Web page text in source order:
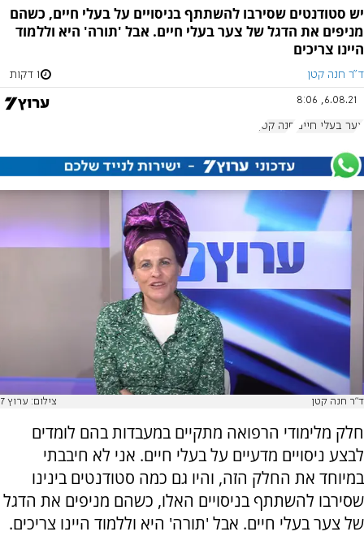
יש סטודנטים שסירבו להשתתף בניסויים על בעלי חיים, כשהם
מניפים את הדגל של צער בעלי חיים. אבל 'תורה' היא וללמוד
היינו צריכים
ד"ר חנה קטן 1 דקות
6.08.21, 8:06
צער בעלי חיים חנה קטן
ד"ר חנה קטן צילום: ערוץ 7
חלק מלימודי הרפואה מתקיים במעבדות בהם לומדים
לבצע ניסויים מדעיים על בעלי חיים. אני לא חיבבתי
במיוחד את החלק הזה, והיו גם כמה סטודנטים בינינו
שסירבו להשתתף בניסויים האלו, כשהם מניפים את הדגל
של צער בעלי חיים. אבל 'תורה' היא וללמוד היינו צריכים.